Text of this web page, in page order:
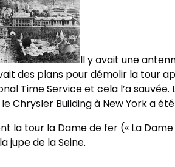
Il y avait une
des plans pour démolir la tour
Time Service et cela l’a
le Chrysler Building à New York a
la tour la Dame de fer (« La
jupe de la Seine.